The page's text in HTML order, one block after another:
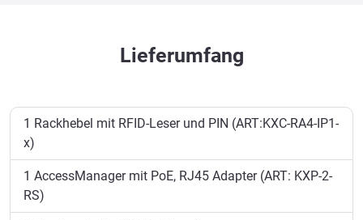
Lieferumfang
1 Rackhebel mit RFID-Leser und PIN (ART:KXC-RA4-IP1-
x)
1 AccessManager mit PoE, RJ45 Adapter (ART: KXP-2-
RS)